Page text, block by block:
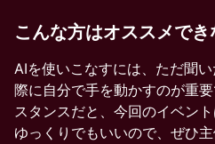
こんな方はオススメでき
AIを使いこなすには、ただ聞
際に自分で手を動かすのが重
スタンスだと、今回のイベン
ゆっくりでもいいので、ぜひ